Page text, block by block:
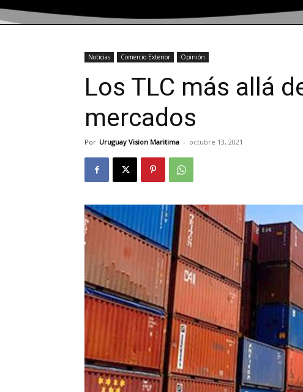
Noticias Comercio Exterior Opinión
Los TLC más allá
mercados
Por Uruguay Vision Maritima - octubre 13, 2021